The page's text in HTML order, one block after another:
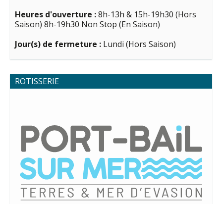
Heures d'ouverture :8h-13h & 15h-19h30 (Hors
Saison) 8h-19h30 Non Stop (En Saison)
Jour(s) de fermeture : Lundi (Hors Saison)
ROTISSERIE